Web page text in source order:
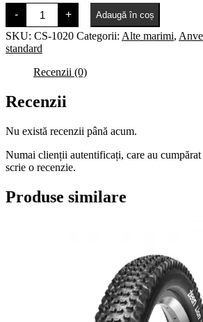
-
Cantitate
Ralson
Grasshopper
14
x
+ Adaugă în coș
SKU: CS-1020 Categorii: Alte marimi,
standard
Recenzii (0)
Recenzii
Nu există recenzii până acum.
Numai clienții autentificați, care au cumpărat
scrie o recenzie.
Produse similare